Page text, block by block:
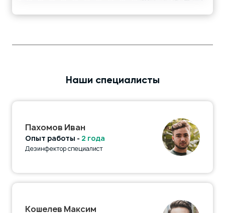
Наши специалисты
Пахомов Иван
Опыт работы - 2 года
Дезинфектор специалист
Кошелев Максим